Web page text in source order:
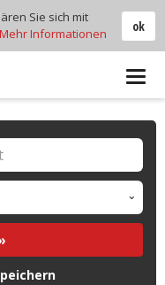
ok
Sie sich mit
Mehr Informationen